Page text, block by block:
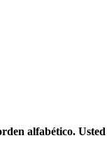
alfabético.